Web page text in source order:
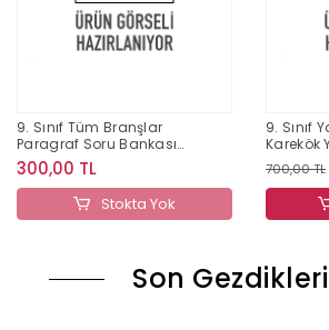
9. Sınıf Tüm Branşlar
Paragraf Soru Bankası
Editör Yayınları
300,00 TL
Stokta Yok
9. Sınıf
Karekök
700,00 TL
Son